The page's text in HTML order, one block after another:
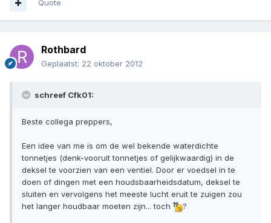
Quote
Rothbard
Geplaatst: 22 oktober 2012
schreef Cfk01:
Beste collega preppers,
Een idee van me is om de wel bekende waterdichte
tonnetjes (denk-vooruit tonnetjes of gelijkwaardig) in de
deksel te voorzien van een ventiel. Door er voedsel in te
doen of dingen met een houdsbaarheidsdatum, deksel te
sluiten en vervolgens het meeste lucht eruit te zuigen zou
het langer houdbaar moeten zijn... toch
?